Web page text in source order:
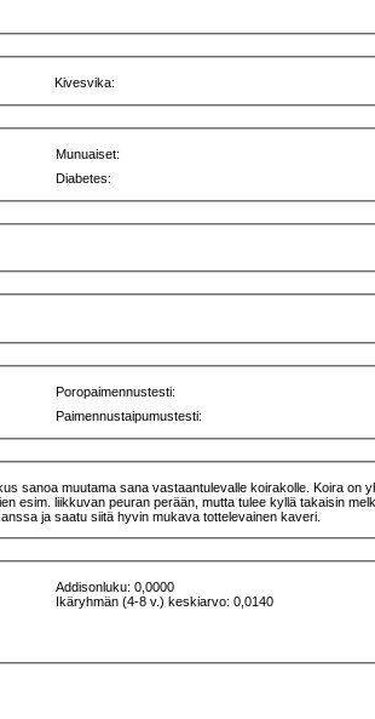
Kivesvika:
Munuaiset:
Diabetes:
Poropaimennustesti:
Paimennustaipumustesti:
sanoa muutama sana vastaantulevalle koirakolle. Koira
liikkuvan peuran perään, mutta tulee kyllä takaisin
ja saatu siitä hyvin mukava tottelevainen kaveri.
Addisonluku: 0,0000
Ikäryhmän (4-8 v.) keskiarvo: 0,0140